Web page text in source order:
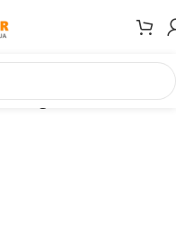
Podloge za miševe